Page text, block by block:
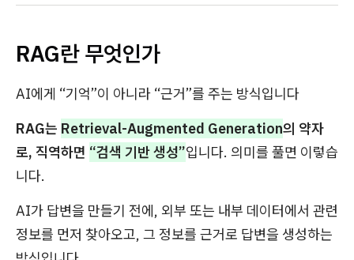
RAG란 무엇인가
AI에게 “기억”이 아니라 “근거”를 주는 방식입니다
RAG는 Retrieval-Augmented Generation의 약자
로, 직역하면 “검색 기반 생성”입니다. 의미를 풀면 이렇습
니다.
AI가 답변을 만들기 전에, 외부 또는 내부 데이터에서 관련
정보를 먼저 찾아오고, 그 정보를 근거로 답변을 생성하는